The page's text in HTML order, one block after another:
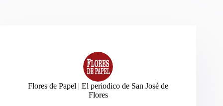
Flores de Papel | El periodico de San José de
Flores